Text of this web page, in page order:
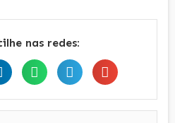
nas redes: